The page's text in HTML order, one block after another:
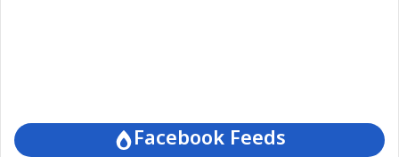
Facebook Feeds